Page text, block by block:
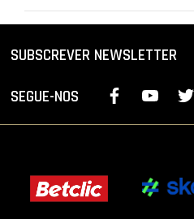
CLUBES
AGENDA
SELEÇÕES
MINIBASQUETE
PROJETOS
SUBSCREVER NEWSLETTER
SEGUE-NOS